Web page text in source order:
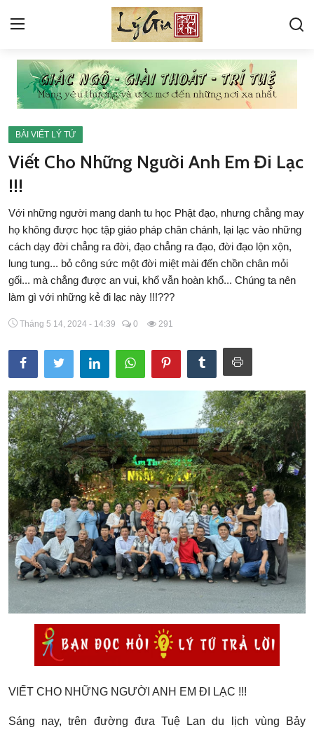
VỀ LÝ GIA
KINH
PHIÊN BẢN ĐANG DEMO
THƯ VIỆN ẢNH
TÁC PHẨM LÝ TỨ
BÀI VIẾT LÝ TỨ
TIN TỨC SỰ KIỆN
THƯ VIỆN
SINH HOẠT LÝ GIA
LÝ GIA
BÀI VIẾT LÝ TỨ
Viết Cho Những Người Anh Em Đi Lạc
!!!
Với những người mang danh tu học Phật đạo, nhưng chẳng may
họ không được học tập giáo pháp chân chánh, lại lạc vào những
cách dạy đời chẳng ra đời, đạo chẳng ra đạo, đời đạo lộn xộn,
lung tung... bỏ công sức một đời miệt mài đến chồn chân mỏi
gối... mà chẳng được an vui, khổ vẫn hoàn khổ... Chúng ta nên
làm gì với những kẻ đi lạc này !!!???
Tháng 5 14, 2024 - 14:39 0 291
VIẾT CHO NHỮNG NGƯỜI ANH EM ĐI LẠC !!!
Sáng nay, trên đường đưa Tuệ Lan du lịch vùng Bảy